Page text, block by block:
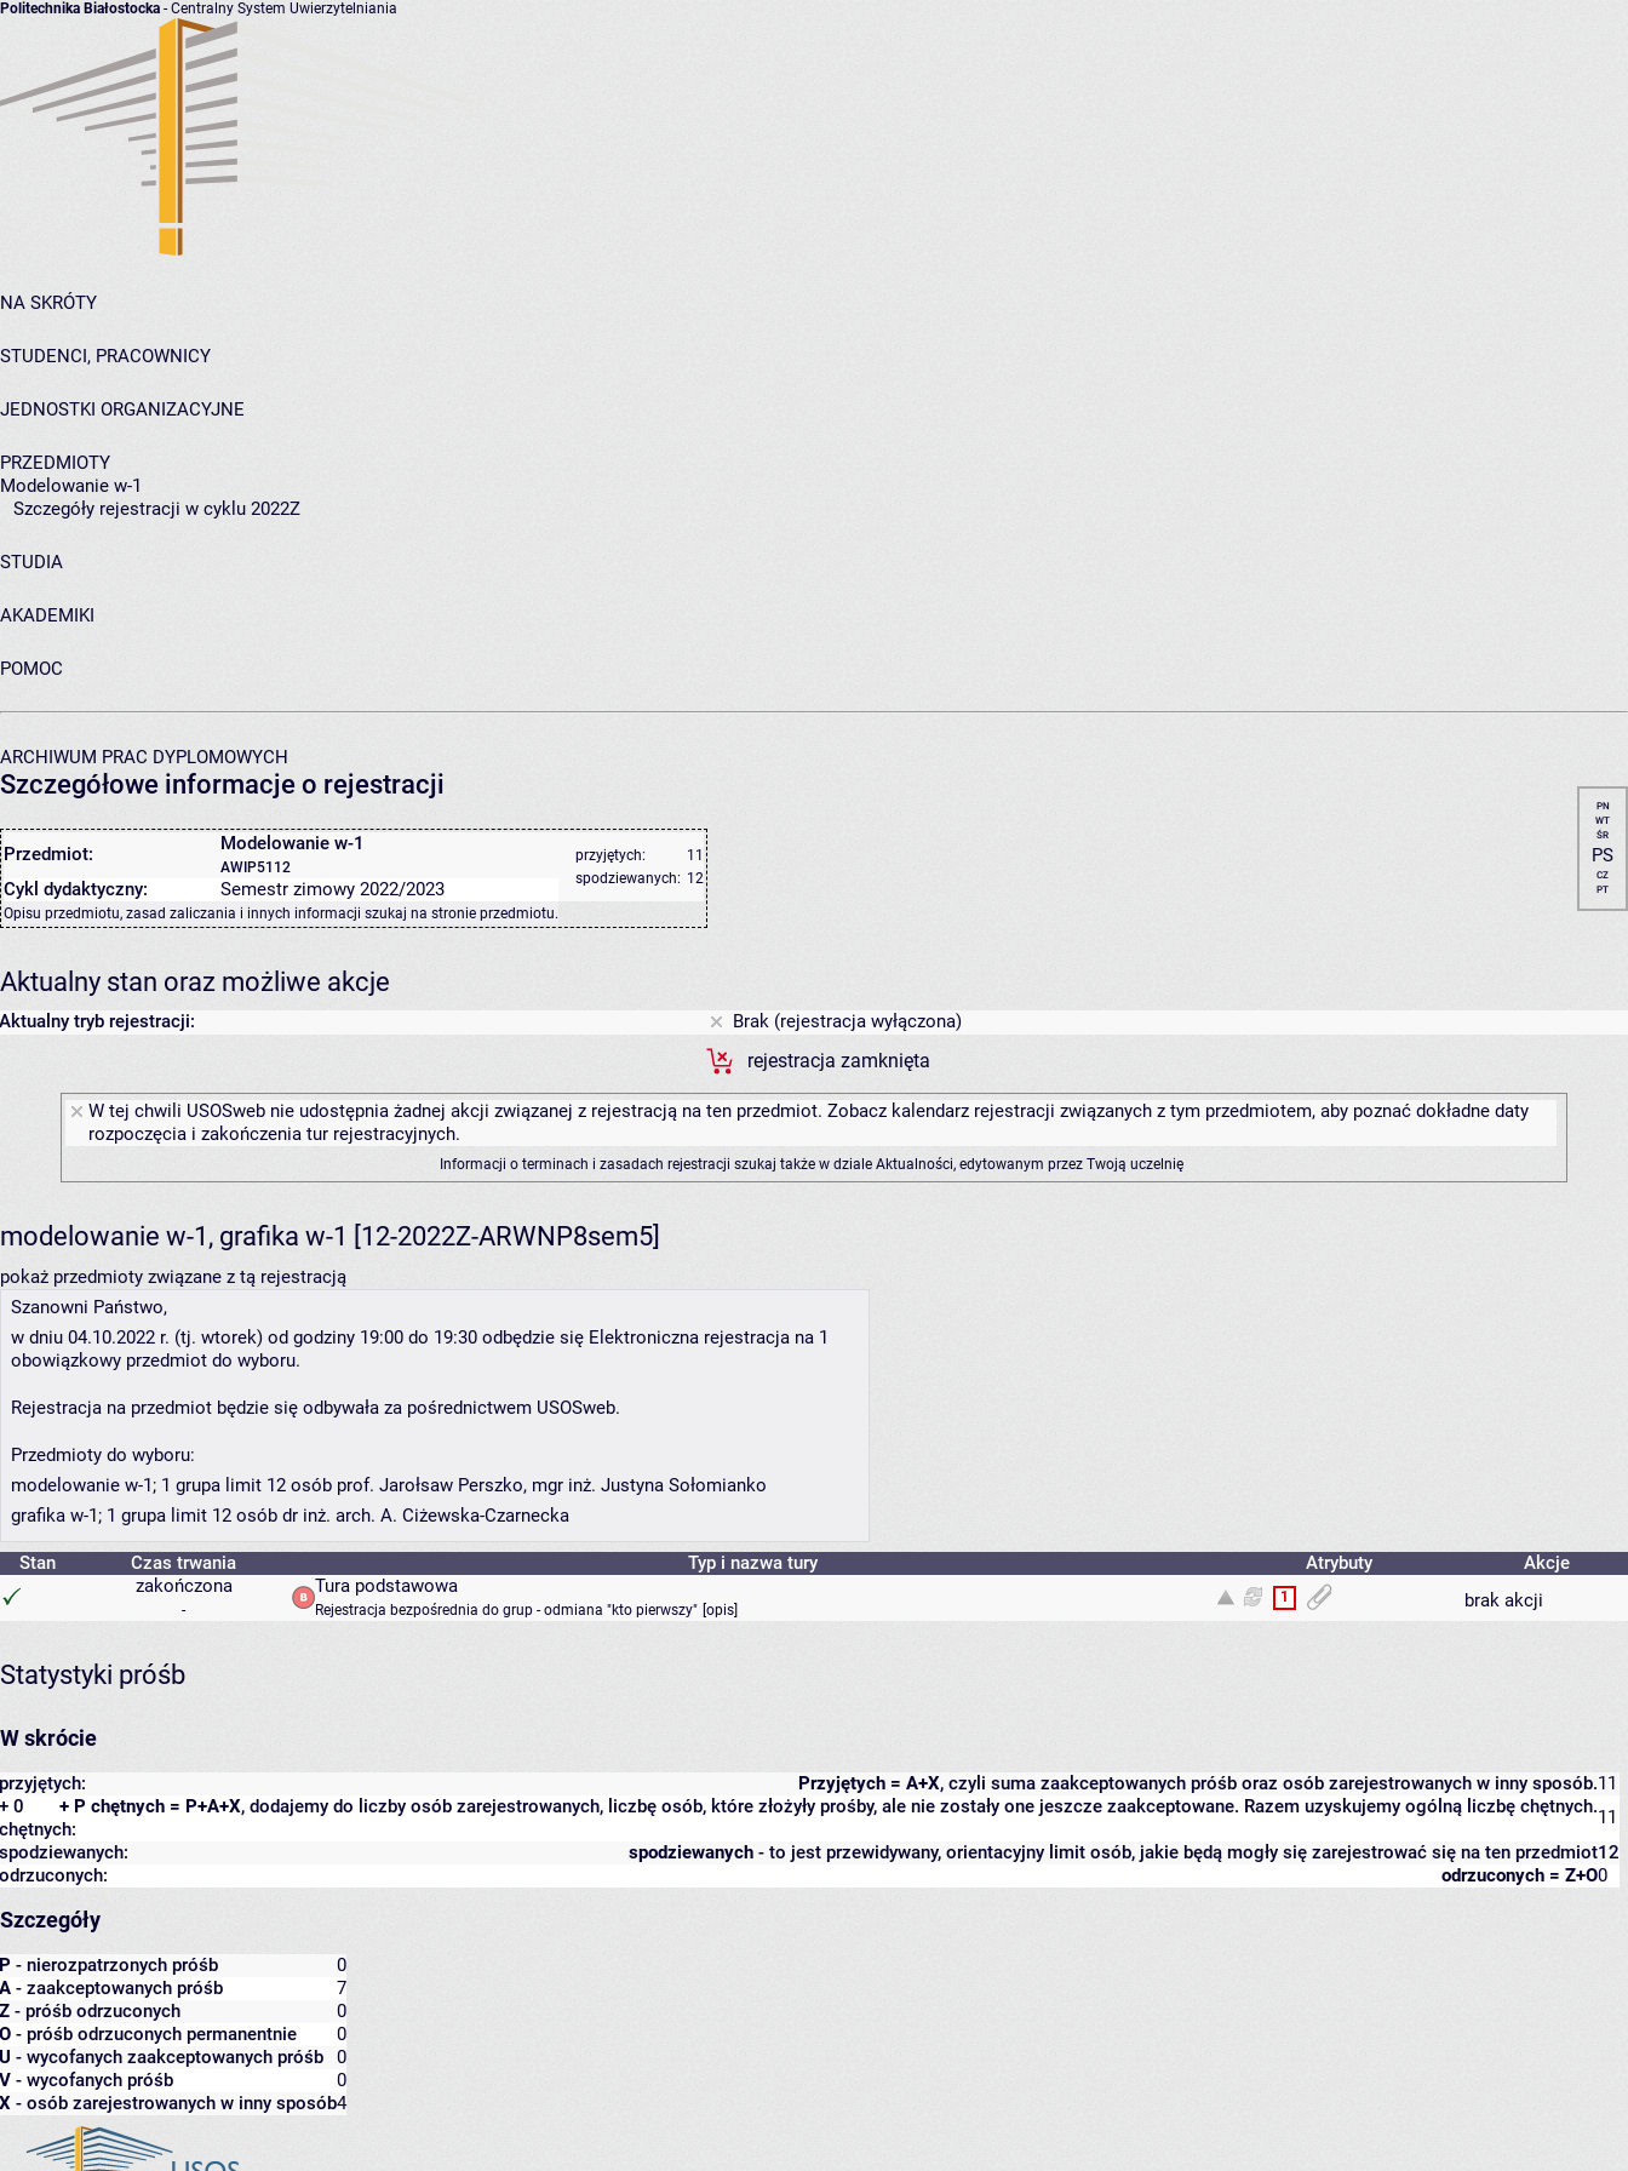
Politechnika Białostocka - Centralny System Uwierzytelniania
NA SKRÓTY
STUDENCI, PRACOWNICY
JEDNOSTKI ORGANIZACYJNE
PRZEDMIOTY
Modelowanie w-1
Szczegóły rejestracji w cyklu 2022Z
STUDIA
AKADEMIKI
POMOC
ARCHIWUM PRAC DYPLOMOWYCH
Szczegółowe informacje o rejestracji
Przedmiot: Modelowanie w-1
AWIP5112
przyjętych:
11
spodziewanych: 12
Cykl dydaktyczny: Semestr zimowy 2022/2023
Opisu przedmiotu, zasad zaliczania i innych informacji szukaj na stronie przedmiotu.
PN
WT
ŚR
PS
CZ
PT
Aktualny stan oraz możliwe akcje
Aktualny tryb rejestracji:
Brak (rejestracja wyłączona)
rejestracja zamknięta
W tej chwili USOSweb nie udostępnia żadnej akcji związanej z rejestracją na ten przedmiot. Zobacz kalendarz rejestracji związanych z tym przedmiotem, aby poznać dokładne daty
rozpoczęcia i zakończenia tur rejestracyjnych.
Informacji o terminach i zasadach rejestracji szukaj także w dziale Aktualności, edytowanym przez Twoją uczelnię
modelowanie w-1, grafika w-1 [12-2022Z-ARWNP8sem5]
pokaż przedmioty związane z tą rejestracją
Szanowni Państwo,
w dniu 04.10.2022 r. (tj. wtorek) od godziny 19:00 do 19:30 odbędzie się Elektroniczna rejestracja na 1
obowiązkowy przedmiot do wyboru.
Rejestracja na przedmiot będzie się odbywała za pośrednictwem USOSweb.
Przedmioty do wyboru:
modelowanie w-1; 1 grupa limit 12 osób prof. Jarołsaw Perszko, mgr inż. Justyna Sołomianko
grafika w-1; 1 grupa limit 12 osób dr inż. arch. A. Ciżewska-Czarnecka
Stan Czas trwania Typ i nazwa tury Atrybuty
Akcje
zakończona
-
Tura podstawowa
Rejestracja bezpośrednia do grup - odmiana "kto pierwszy" [opis]
1 brak akcji
Statystyki próśb
W skrócie
Przyjętych = A+X, czyli suma zaakceptowanych próśb oraz osób zarejestrowanych w inny sposób.
przyjętych:
11
+ P chętnych = P+A+X, dodajemy do liczby osób zarejestrowanych, liczbę osób, które złożyły prośby, ale nie zostały one jeszcze zaakceptowane. Razem uzyskujemy ogólną liczbę chętnych.
+ 0
chętnych:
11
spodziewanych - to jest przewidywany, orientacyjny limit osób, jakie będą mogły się zarejestrować się na ten przedmiot
spodziewanych:
12
odrzuconych = Z+O
odrzuconych: 0
Szczegóły
P - nierozpatrzonych próśb
0
A - zaakceptowanych próśb
7
Z - próśb odrzuconych
0
O - próśb odrzuconych permanentnie
0
U - wycofanych zaakceptowanych próśb
0
V - wycofanych próśb
0
X - osób zarejestrowanych w inny sposób4